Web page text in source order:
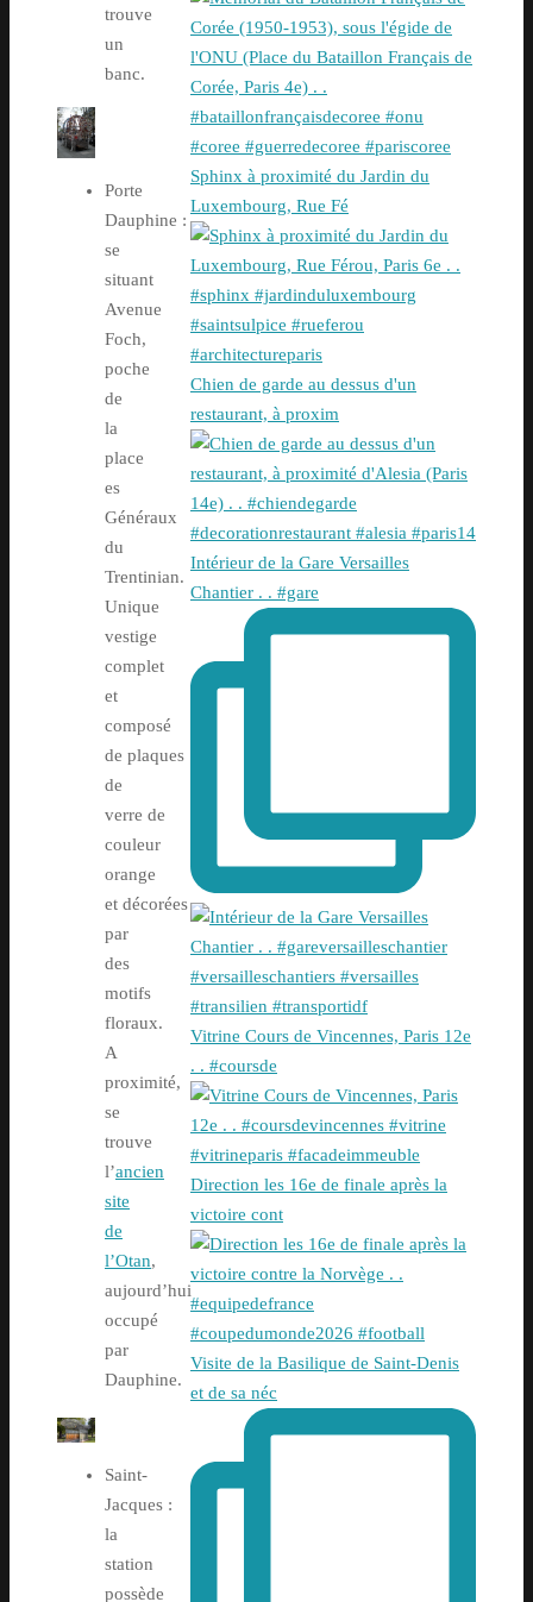
trouve
un
banc.
Porte
Dauphine :
se
situant
Avenue
Foch,
poche
de
la
place
es
Généraux
du
Trentinian.
Unique
vestige
complet
et
composé
de plaques
de
verre de
couleur
orange
et décorées
par
des
motifs
floraux.
A
proximité,
se
trouve
l’ancien
site
de
l’Otan,
aujourd’hui
occupé
par
Dauphine.
Saint-
Jacques :
la
station
possède
Sphinx à proximité du Jardin du
Luxembourg, Rue Fé
Chien de garde au dessus d'un
restaurant, à proxim
Intérieur de la Gare Versailles
Chantier . . #gare
Vitrine Cours de Vincennes, Paris 12e
. . #coursde
Direction les 16e de finale après la
victoire cont
Visite de la Basilique de Saint-Denis
et de sa néc